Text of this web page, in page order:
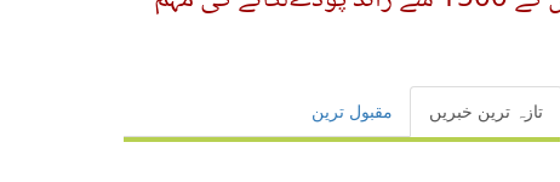
تازہ ترین خبریں مقبول ترین